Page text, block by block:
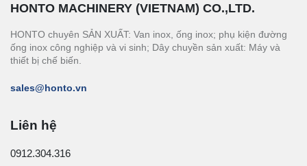
HONTO MACHINERY (VIETNAM) CO.,LTD.
HONTO chuyên SẢN XUẤT: Van inox, ống inox; phụ kiện đường
ống inox công nghiệp và vi sinh; Dây chuyền sản xuất: Máy và
thiết bị chế biến.
sales@honto.vn
Liên hệ
0912.304.316